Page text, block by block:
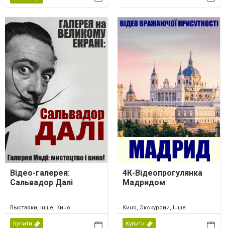
Відео-галерея:
Сальвадор Далі
Выставки, Інше, Кино
Купити
4К-Відеопрогулянка
Мадридом
Кино, Экскурсии, Інше
Купити